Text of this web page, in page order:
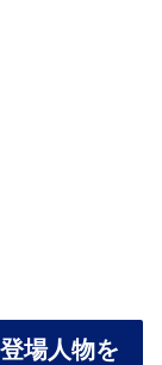
場人物を